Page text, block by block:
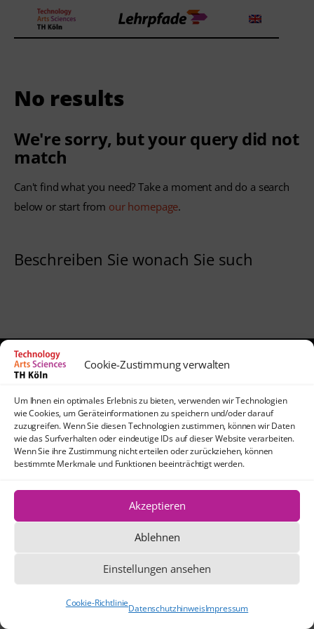
Cookie-Zustimmung verwalten
Um Ihnen ein optimales Erlebnis zu bieten, verwenden wir Technologien
wie Cookies, um Geräteinformationen zu speichern und/oder darauf
zuzugreifen. Wenn Sie diesen Technologien zustimmen, können wir Daten
wie das Surfverhalten oder eindeutige IDs auf dieser Website verarbeiten.
Wenn Sie ihre Zustimmung nicht erteilen oder zurückziehen, können
bestimmte Merkmale und Funktionen beeinträchtigt werden.
Akzeptieren
Ablehnen
Einstellungen ansehen
Cookie-RichtlinieDatenschutzhinweisImpressum
Theorien und Methoden
Lehrstrategie
Workshops
No results
We're sorry, but your query did not
match
Can't find what you need? Take a moment and do a search
below or start from our homepage.
Kontakt
Anfahrt
TH Köln
Standort Köln-Mülheim
Schanzenstraße 28
Die Texte und Grafiken dieser Website
stehen, sofern nicht anders angegeben,
unter der Creative Commons-Lizenz CC
BY 4.0.